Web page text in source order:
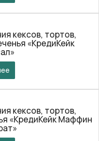
кексов, тортов,
«КредиКейк
кексов, тортов,
«КредиКейк Маффин